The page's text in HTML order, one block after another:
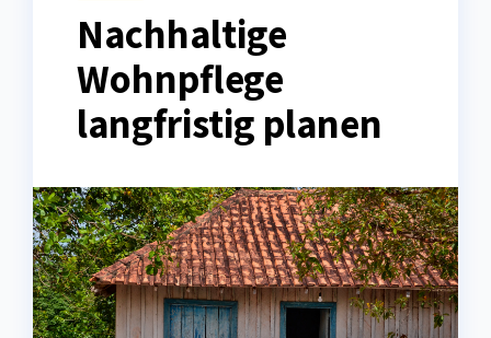
Nachhaltige
Wohnpflege
langfristig planen